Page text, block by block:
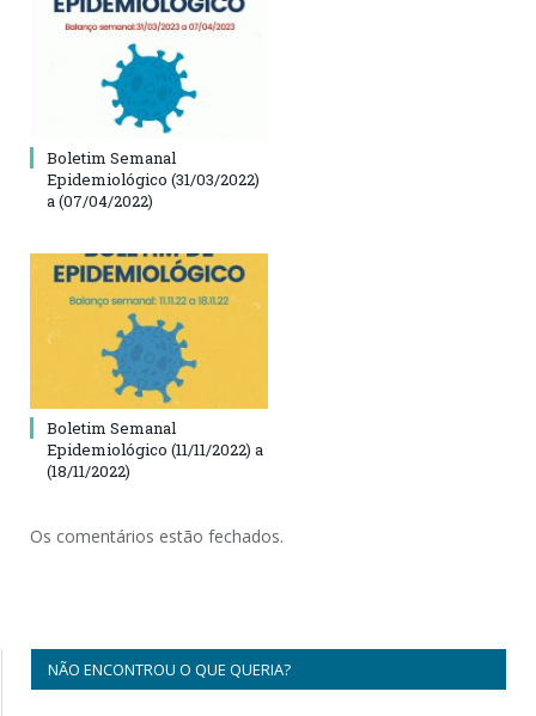
Boletim Semanal
Epidemiológico (31/03/2022)
a (07/04/2022)
Boletim Semanal
Epidemiológico (11/11/2022) a
(18/11/2022)
Os comentários estão fechados.
NÃO ENCONTROU O QUE QUERIA?